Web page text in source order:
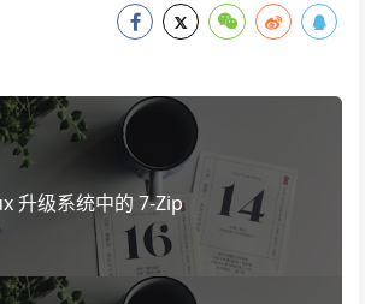
升级系统中的 7-Zip